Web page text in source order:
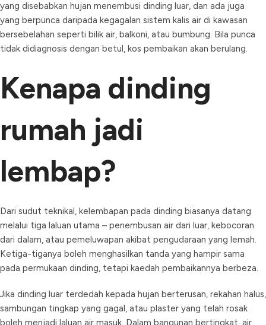
yang disebabkan hujan menembusi dinding luar, dan ada juga
yang berpunca daripada kegagalan sistem kalis air di kawasan
bersebelahan seperti bilik air, balkoni, atau bumbung. Bila punca
tidak didiagnosis dengan betul, kos pembaikan akan berulang.
Kenapa dinding
rumah jadi
lembap?
Dari sudut teknikal, kelembapan pada dinding biasanya datang
melalui tiga laluan utama – penembusan air dari luar, kebocoran
dari dalam, atau pemeluwapan akibat pengudaraan yang lemah.
Ketiga-tiganya boleh menghasilkan tanda yang hampir sama
pada permukaan dinding, tetapi kaedah pembaikannya berbeza.
Jika dinding luar terdedah kepada hujan berterusan, rekahan halus,
sambungan tingkap yang gagal, atau plaster yang telah rosak
boleh menjadi laluan air masuk. Dalam bangunan bertingkat, air